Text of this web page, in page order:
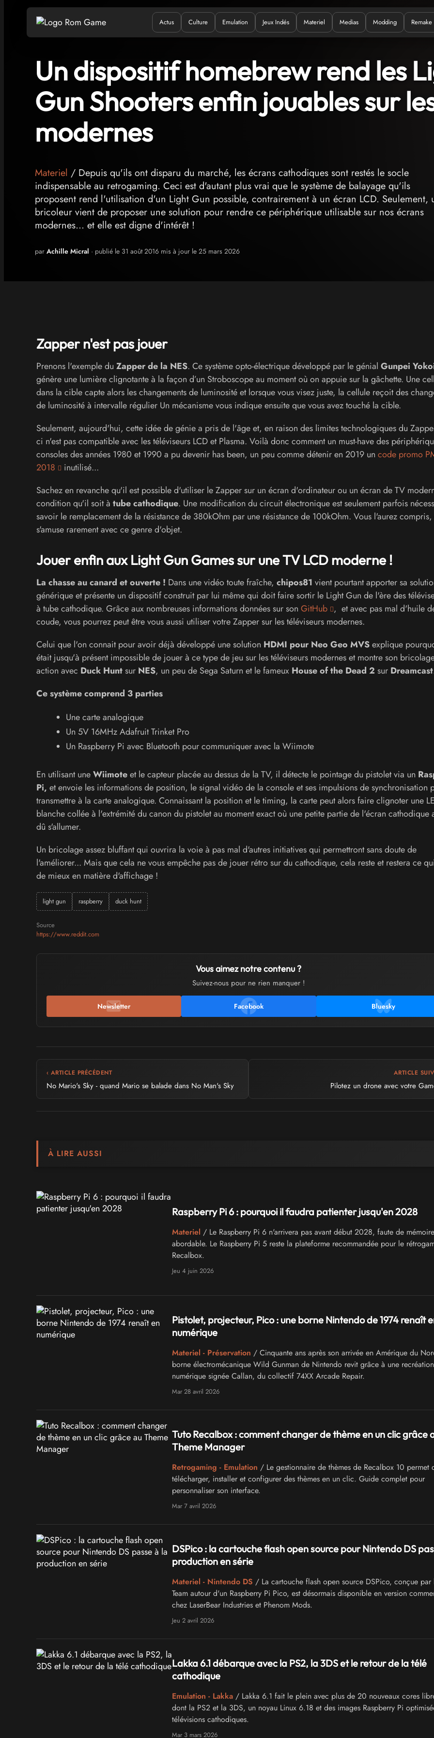
Où ? Quoi ?
Actus Culture Emulation Jeux Indés Materiel Medias Modding Remake
Un dispositif homebrew rend les
Gun Shooters enfin jouables sur
modernes
Materiel / Depuis qu'ils ont disparu du marché, les écrans cathodiques sont restés le socle
indispensable au retrogaming. Ceci est d'autant plus vrai que le système de balayage qu'ils
proposent rend l'utilisation d'un Light Gun possible, contrairement à un écran LCD. Seulement,
bricoleur vient de proposer une solution pour rendre ce périphérique utilisable sur nos écrans
modernes... et elle est digne d'intérêt !
par Achille Micral · publié le 31 août 2016 mis à jour le 25 mars 2026
Zapper n'est pas jouer
Prenons l'exemple du Zapper de la NES. Ce système opto-électrique développé par le génial Gunpei
génère une lumière clignotante à la façon d’un Stroboscope au moment où on appuie sur la gâchette. Une
dans la cible capte alors les changements de luminosité et lorsque vous visez juste, la cellule reçoit des
de luminosité à intervalle régulier Un mécanisme vous indique ensuite que vous avez touché la cible.
Seulement, aujourd'hui, cette idée de génie a pris de l'âge et, en raison des limites technologiques du
ci n'est pas compatible avec les téléviseurs LCD et Plasma. Voilà donc comment un must-have des
consoles des années 1980 et 1990 a pu devenir has been, un peu comme détenir en 2019 un code promo
2018
inutilisé...
Sachez en revanche qu'il est possible d'utiliser le Zapper sur un écran d'ordinateur ou un écran de TV
condition qu'il soit à tube cathodique. Une modification du circuit électronique est seulement parfois
savoir le remplacement de la résistance de 380kOhm par une résistance de 100kOhm. Vous l'aurez
s'amuse rarement avec ce genre d'objet.
Jouer enfin aux Light Gun Games sur une TV LCD moderne !
La chasse au canard et ouverte ! Dans une vidéo toute fraîche, chipos81 vient pourtant apporter sa
générique et présente un dispositif construit par lui même qui doit faire sortir le Light Gun de l'ère des
à tube cathodique. Grâce aux nombreuses informations données sur son GitHub , et avec pas mal d'huile
coude, vous pourrez peut être vous aussi utiliser votre Zapper sur les téléviseurs modernes.
Celui que l'on connait pour avoir déjà développé une solution HDMI pour Neo Geo MVSexplique
était jusqu'à présent impossible de jouer à ce type de jeu sur les téléviseurs modernes et montre son
action avec Duck Huntsur ​​ NES, un peu de Sega Saturn et le fameux House of the Dead 2 sur Dreamcast
Ce système comprend 3 parties
Une carte analogique
Un 5V 16MHz Adafruit Trinket Pro
Un Raspberry Pi avec Bluetooth pour communiquer avec la Wiimote
En utilisant uneWiimoteet le capteur placée au dessus de la TV, il détecte le pointage du pistolet via un
Pi, et envoie les informations de position, le signal vidéo de la console et ses impulsions de synchronisation
transmettre à la carte analogique. Connaissant la position et le timing, la carte peut alors faire clignoter une
blanche collée à l'extrémité du canon du pistolet au moment exact où une petite partie de l'écran cathodique
dû s'allumer.
Un bricolage assez bluffant qui ouvrira la voie à pas mal d'autres initiatives qui permettront sans doute de
l'améliorer... Mais que cela ne vous empêche pas de jouer rétro sur du cathodique, cela reste et restera ce
de mieux en matière d'affichage !
light gun raspberry duck hunt
Source
https://www.reddit.com
Vous aimez notre contenu ?
Suivez-nous pour ne rien manquer !
Newsletter Facebook Bluesky
‹ ARTICLE PRÉCÉDENT
No Mario's Sky - quand Mario se balade dans No Man's Sky
ARTICLE
Pilotez un drone avec votre
À LIRE AUSSI
Raspberry Pi 6 : pourquoi il faudra patienter jusqu'en 2028
Materiel / Le Raspberry Pi 6 n'arrivera pas avant début 2028, faute de
abordable. Le Raspberry Pi 5 reste la plateforme recommandée pour le
Recalbox.
Jeu 4 juin 2026
Pistolet, projecteur, Pico : une borne Nintendo de 1974 renaît
numérique
Materiel - Préservation / Cinquante ans après son arrivée en Amérique du
borne électromécanique Wild Gunman de Nintendo revit grâce à une recréation
numérique signée Callan, du collectif 74XX Arcade Repair.
Mar 28 avril 2026
Tuto Recalbox : comment changer de thème en un clic grâce
Theme Manager
Retrogaming - Emulation / Le gestionnaire de thèmes de Recalbox 10 permet
télécharger, installer et configurer des thèmes en un clic. Guide complet pour
personnaliser son interface.
Mar 7 avril 2026
DSPico : la cartouche flash open source pour Nintendo DS
production en série
Materiel - Nintendo DS / La cartouche flash open source DSPico, conçue par
Team autour d'un Raspberry Pi Pico, est désormais disponible en version
chez LaserBear Industries et Phenom Mods.
Jeu 2 avril 2026
Lakka 6.1 débarque avec la PS2, la 3DS et le retour de la télé
cathodique
Emulation - Lakka/ Lakka 6.1 fait le plein avec plus de 20 nouveaux cores
dont la PS2 et la 3DS, un noyau Linux 6.18 et des images Raspberry Pi
télévisions cathodiques.
Mar 3 mars 2026